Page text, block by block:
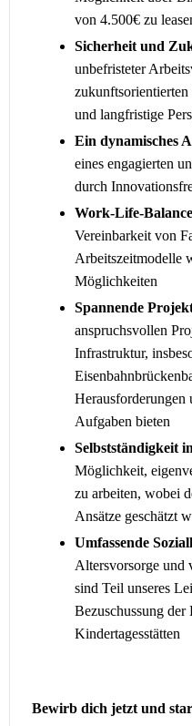
von 4.500€ zu
Sicherheit und
unbefristeter
und langfristige
Ein dynamisches
eines engagierten
durch
Work-Life-
Vereinbarkeit von
Arbeitszeitmodelle
Möglichkeiten
Spannende
anspruchsvollen
Infrastruktur,
Herausforderungen
Aufgaben bieten
Selbstständigkeit
Möglichkeit,
zu arbeiten, wobei
Ansätze geschätzt
Umfassende
Altersvorsorge und
sind Teil unseres
Bezuschussung
Kindertagesstätten
Bewirb dich jetzt und